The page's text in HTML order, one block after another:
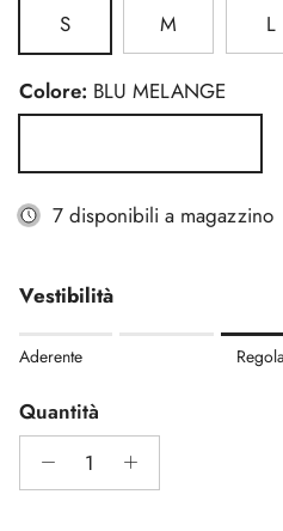
S
M L
Colore: BLU MELANGE
7 disponibili a magazzino
Vestibilità
Rating of 1 means Aderente.
Rating of 5 means Morbida.
The rating of this product for ""
Aderente
Quantità